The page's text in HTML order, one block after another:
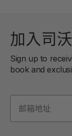
加入司
Sign up to
book and